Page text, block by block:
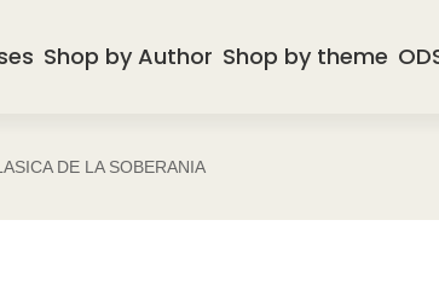
Shop by Author Shop by theme
DE LA SOBERANIA